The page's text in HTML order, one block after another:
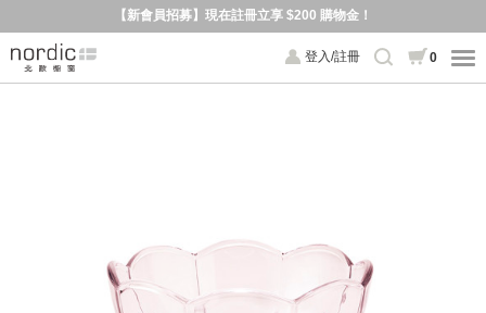
【新會員招募】現在註冊立享 $200 購物金！
登入/註冊 0